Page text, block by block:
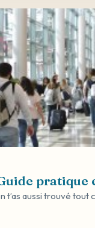
pratique
aussi trouvé tout